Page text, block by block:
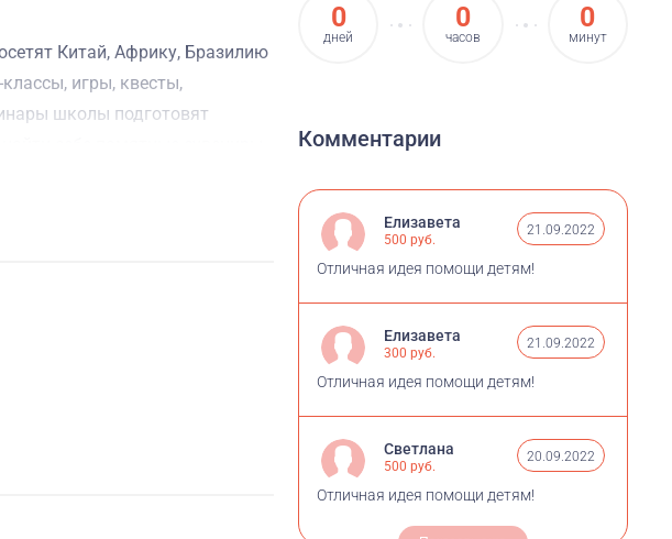
Китай, Африку, Бразилию
игры, квесты,
школы подготовят
0
дней
0
часов
0
минут
Комментарии
Елизавета
500 руб.
21.09.2022
Отличная идея помощи детям!
Елизавета
300 руб.
21.09.2022
Отличная идея помощи детям!
Светлана
500 руб.
20.09.2022
Отличная идея помощи детям!